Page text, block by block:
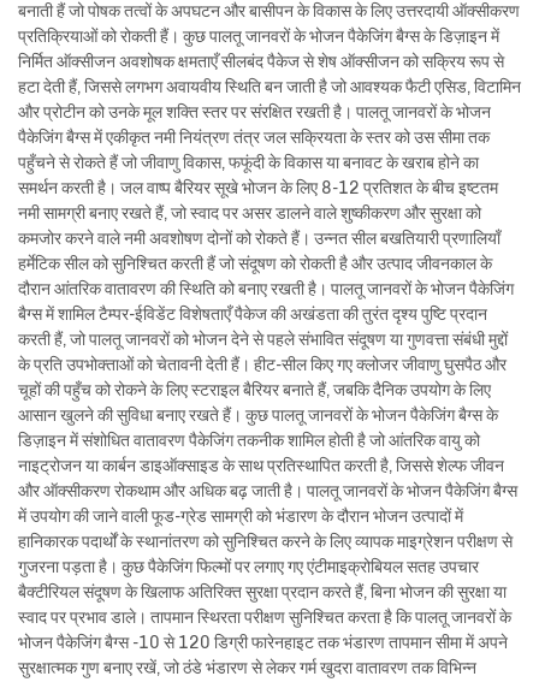
बनाती हैं जो पोषक तत्वों के अपघटन और बासीपन के विकास के लिए उत्तरदायी ऑक्सीकरण
प्रतिक्रियाओं को रोकती हैं। कुछ पालतू जानवरों के भोजन पैकेजिंग बैग्स के डिज़ाइन में
निर्मित ऑक्सीजन अवशोषक क्षमताएँ सीलबंद पैकेज से शेष ऑक्सीजन को सक्रिय रूप से
हटा देती हैं, जिससे लगभग अवायवीय स्थिति बन जाती है जो आवश्यक फैटी एसिड, विटामिन
और प्रोटीन को उनके मूल शक्ति स्तर पर संरक्षित रखती है। पालतू जानवरों के भोजन
पैकेजिंग बैग्स में एकीकृत नमी नियंत्रण तंत्र जल सक्रियता के स्तर को उस सीमा तक
पहुँचने से रोकते हैं जो जीवाणु विकास, फफूंदी के विकास या बनावट के खराब होने का
समर्थन करती है। जल वाष्प बैरियर सूखे भोजन के लिए 8-12 प्रतिशत के बीच इष्टतम
नमी सामग्री बनाए रखते हैं, जो स्वाद पर असर डालने वाले शुष्कीकरण और सुरक्षा को
कमजोर करने वाले नमी अवशोषण दोनों को रोकते हैं। उन्नत सील बखतियारी प्रणालियाँ
हर्मेटिक सील को सुनिश्चित करती हैं जो संदूषण को रोकती है और उत्पाद जीवनकाल के
दौरान आंतरिक वातावरण की स्थिति को बनाए रखती है। पालतू जानवरों के भोजन पैकेजिंग
बैग्स में शामिल टैम्पर-ईविडेंट विशेषताएँ पैकेज की अखंडता की तुरंत दृश्य पुष्टि प्रदान
करती हैं, जो पालतू जानवरों को भोजन देने से पहले संभावित संदूषण या गुणवत्ता संबंधी मुद्दों
के प्रति उपभोक्ताओं को चेतावनी देती हैं। हीट-सील किए गए क्लोजर जीवाणु घुसपैठ और
चूहों की पहुँच को रोकने के लिए स्टराइल बैरियर बनाते हैं, जबकि दैनिक उपयोग के लिए
आसान खुलने की सुविधा बनाए रखते हैं। कुछ पालतू जानवरों के भोजन पैकेजिंग बैग्स के
डिज़ाइन में संशोधित वातावरण पैकेजिंग तकनीक शामिल होती है जो आंतरिक वायु को
नाइट्रोजन या कार्बन डाइऑक्साइड के साथ प्रतिस्थापित करती है, जिससे शेल्फ जीवन
और ऑक्सीकरण रोकथाम और अधिक बढ़ जाती है। पालतू जानवरों के भोजन पैकेजिंग बैग्स
में उपयोग की जाने वाली फूड-ग्रेड सामग्री को भंडारण के दौरान भोजन उत्पादों में
हानिकारक पदार्थों के स्थानांतरण को सुनिश्चित करने के लिए व्यापक माइग्रेशन परीक्षण से
गुजरना पड़ता है। कुछ पैकेजिंग फिल्मों पर लगाए गए एंटीमाइक्रोबियल सतह उपचार
बैक्टीरियल संदूषण के खिलाफ अतिरिक्त सुरक्षा प्रदान करते हैं, बिना भोजन की सुरक्षा या
स्वाद पर प्रभाव डाले। तापमान स्थिरता परीक्षण सुनिश्चित करता है कि पालतू जानवरों के
भोजन पैकेजिंग बैग्स -10 से 120 डिग्री फारेनहाइट तक भंडारण तापमान सीमा में अपने
सुरक्षात्मक गुण बनाए रखें, जो ठंडे भंडारण से लेकर गर्म खुदरा वातावरण तक विभिन्न